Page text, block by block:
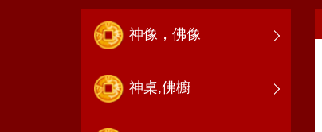
神像，佛像
神桌,佛櫥